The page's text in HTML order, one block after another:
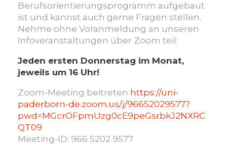
Berufsorientierungsprogramm aufgebaut
ist und kannst auch gerne Fragen stellen.
Nehme ohne Voranmeldung an unseren
Infoveranstaltungen über Zoom teil:
Jeden ersten Donnerstag im Monat,
jeweils um 16 Uhr!
Zoom-Meeting beitreten https://uni-
paderborn-de.zoom.us/j/96652029577?
pwd=MGcrOFpmUzg0cE9peGsrbkJ2NXRC
QT09
Meeting-ID: 966 5202 9577